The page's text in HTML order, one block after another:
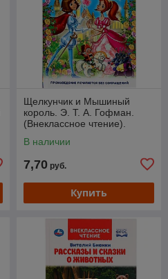
Щелкунчик и Мышиный
король. Э. Т. А. Гофман.
(Внеклассное чтение).
В наличии
7,70 руб.
Купить